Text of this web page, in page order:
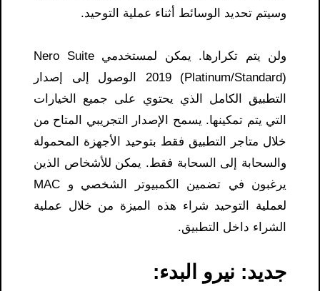
وسيتم تحديد الوسائط أثناء عملية التوحيد.
ولن يتم تكرارها. يمكن لمستخدمي Nero Suite
2019 (Platinum/Standard) الوصول إلى إصدار
التطبيق الكامل الذي يحتوي على جميع الخيارات
التي يتم تمكينها. يسمح الإصدار التجريبي المتاح من
خلال متاجر التطبيق فقط بتوحيد الأجهزة المحمولة
والسحابة إلى السحابة فقط. يمكن للأشخاص الذين
يرغبون في تضمين الكمبيوتر الشخصي و MAC
لعملية التوحيد شراء هذه الميزة من خلال عملية
الشراء داخل التطبيق.
جديد: نيرو البدء: